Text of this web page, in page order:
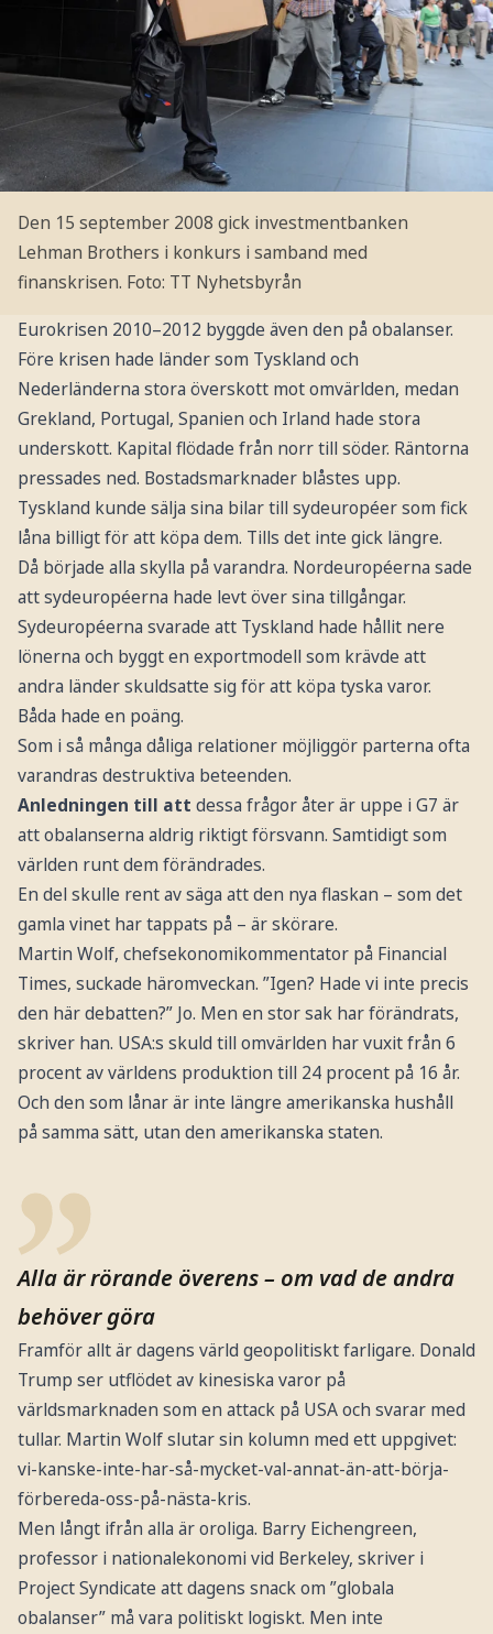
Den 15 september 2008 gick investmentbanken
Lehman Brothers i konkurs i samband med
finanskrisen. Foto: TT Nyhetsbyrån
Eurokrisen 2010–2012 byggde även den på obalanser.
Före krisen hade länder som Tyskland och
Nederländerna stora överskott mot omvärlden, medan
Grekland, Portugal, Spanien och Irland hade stora
underskott. Kapital flödade från norr till söder. Räntorna
pressades ned. Bostadsmarknader blåstes upp.
Tyskland kunde sälja sina bilar till sydeuropéer som fick
låna billigt för att köpa dem. Tills det inte gick längre.
Då började alla skylla på varandra. Nordeuropéerna sade
att sydeuropéerna hade levt över sina tillgångar.
Sydeuropéerna svarade att Tyskland hade hållit nere
lönerna och byggt en exportmodell som krävde att
andra länder skuldsatte sig för att köpa tyska varor.
Båda hade en poäng.
Som i så många dåliga relationer möjliggör parterna ofta
varandras destruktiva beteenden.
Anledningen till att dessa frågor åter är uppe i G7 är
att obalanserna aldrig riktigt försvann. Samtidigt som
världen runt dem förändrades.
En del skulle rent av säga att den nya flaskan – som det
gamla vinet har tappats på – är skörare.
Martin Wolf, chefsekonomikommentator på Financial
Times, suckade häromveckan. ”Igen? Hade vi inte precis
den här debatten?” Jo. Men en stor sak har förändrats,
skriver han. USA:s skuld till omvärlden har vuxit från 6
procent av världens produktion till 24 procent på 16 år.
Och den som lånar är inte längre amerikanska hushåll
på samma sätt, utan den amerikanska staten.
Alla är rörande överens – om vad de andra
behöver göra
Framför allt är dagens värld geopolitiskt farligare. Donald
Trump ser utflödet av kinesiska varor på
världsmarknaden som en attack på USA och svarar med
tullar. Martin Wolf slutar sin kolumn med ett uppgivet:
vi-kanske-inte-har-så-mycket-val-annat-än-att-börja-
förbereda-oss-på-nästa-kris.
Men långt ifrån alla är oroliga. Barry Eichengreen,
professor i nationalekonomi vid Berkeley, skriver i
Project Syndicate att dagens snack om ”globala
obalanser” må vara politiskt logiskt. Men inte